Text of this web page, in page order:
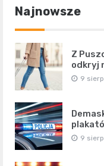
Najnowsze
Z
odkryj
9
9